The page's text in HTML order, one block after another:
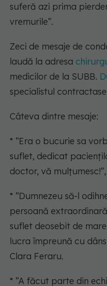
suferă azi prima
vremurile”.
Zeci de mesaje de
laudă la adresa
medicilor de la SUBB.
specialistul
Câteva dintre mesaje:
* ”Era o bucurie sa
suflet, dedicat
doctor, vă
* ”Dumnezeu să-l
persoană
suflet deosebit de
lucra împreună cu
Clara Feraru.
* ”A făcut parte din